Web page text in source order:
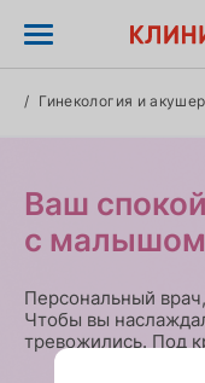
/ Гинекология и
Ваш
с малышом
Персональный
Чтобы вы
тревожились. Под